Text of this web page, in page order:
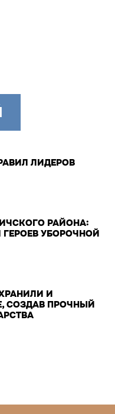
ЛИДЕРОВ
РАЙОНА:
УБОРОЧНОЙ
И
СОЗДАВ ПРОЧНЫЙ